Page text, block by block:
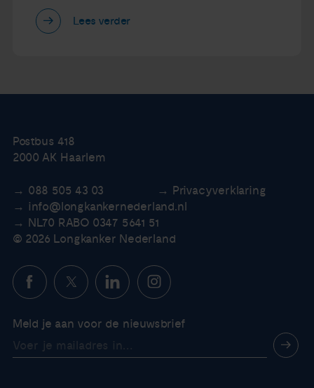
Lees verder
Postbus 418
2000 AK Haarlem
088 505 43 03
Privacyverklaring
info@longkankernederland.nl
NL70 RABO 0347 5641 51
© 2026 Longkanker Nederland
Meld je aan voor de nieuwsbrief